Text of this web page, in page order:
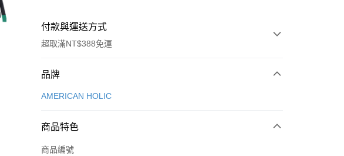
付款與運送方式
超取滿NT$388免運
付款方式
信用卡一次付款
品牌
AMERICAN HOLIC
商品特色
商品編號